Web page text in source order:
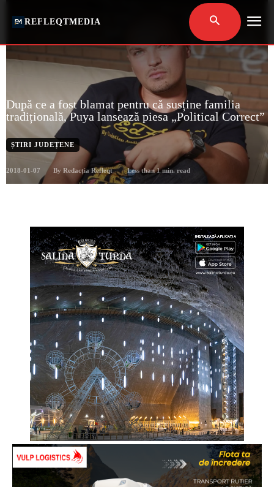
REFLEQTMEDIA
După ce a fost blamat pentru că susține familia
tradițională, Puya lansează piesa „Political Correct”
ȘTIRI JUDEȚENE
2018-01-07 By Redacția Refleqt Less than 1min. read